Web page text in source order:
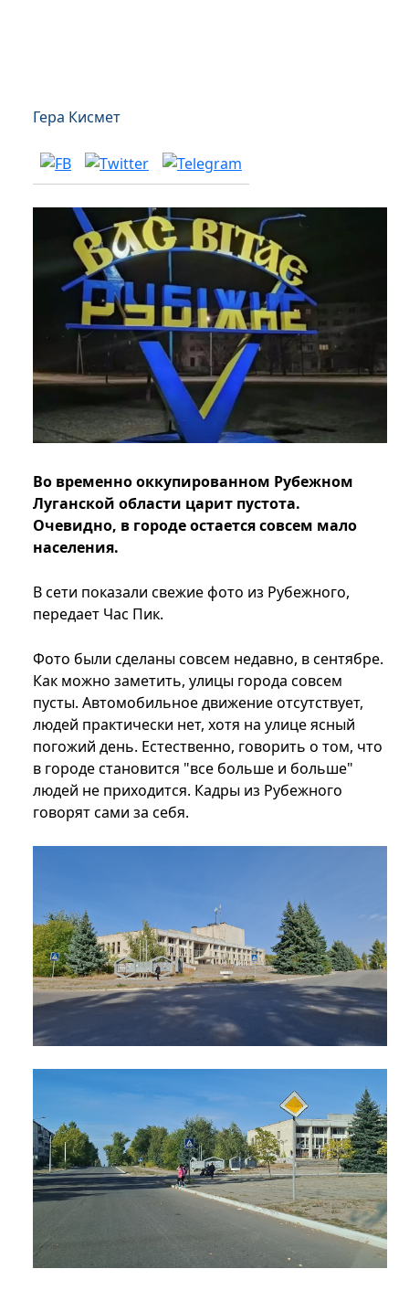
Гера Кисмет
Во временно оккупированном Рубежном
Луганской области царит пустота.
Очевидно, в городе остается совсем мало
населения.
В сети показали свежие фото из Рубежного,
передает Час Пик.
Фото были сделаны совсем недавно, в сентябре.
Как можно заметить, улицы города совсем
пусты. Автомобильное движение отсутствует,
людей практически нет, хотя на улице ясный
погожий день. Естественно, говорить о том, что
в городе становится "все больше и больше"
людей не приходится. Кадры из Рубежного
говорят сами за себя.